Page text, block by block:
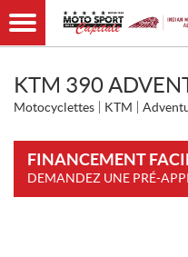
KTM 390
Motocyclettes KTM
FINANCEMENT
DEMANDEZ UNE PRÉ-